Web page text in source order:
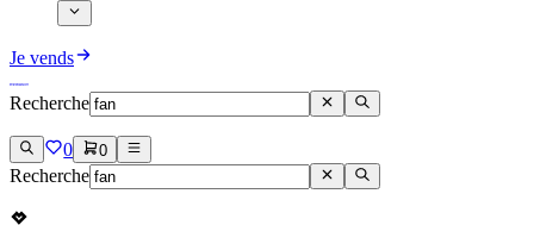
Je vends
Recherche
0 0
Recherche